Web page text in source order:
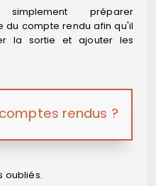
préparer
du compte rendu afin qu'il
la sortie et ajouter les
rendus ?
oubliés.